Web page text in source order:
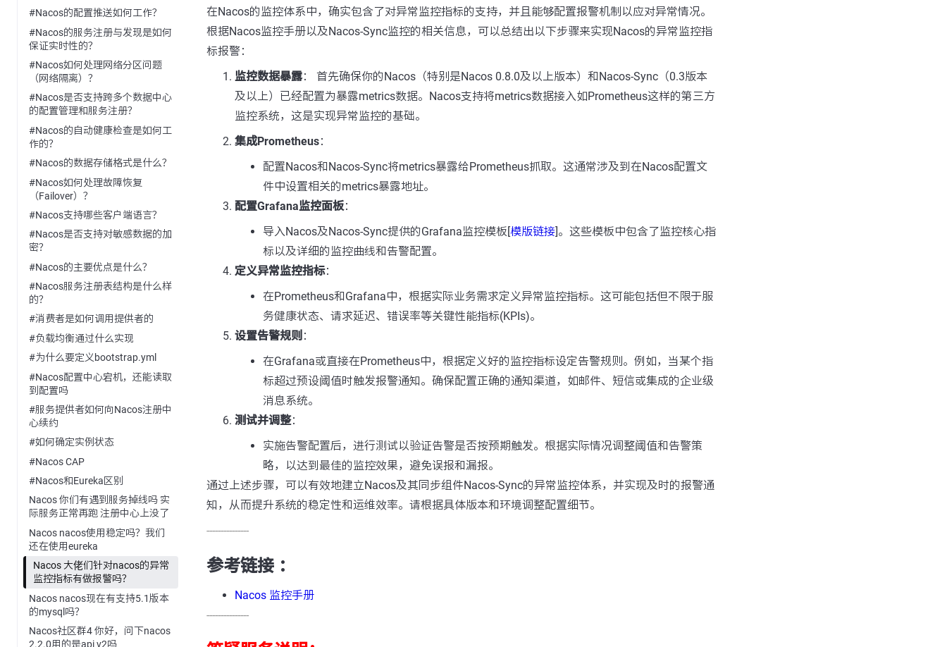
#Nacos的配置推送如何工作？
#Nacos的服务注册与发现是如何
保证实时性的？
#Nacos如何处理网络分区问题
（网络隔离）？
#Nacos是否支持跨多个数据中心
的配置管理和服务注册？
#Nacos的自动健康检查是如何工
作的？
#Nacos的数据存储格式是什么？
#Nacos如何处理故障恢复
（Failover）？
#Nacos支持哪些客户端语言？
#Nacos是否支持对敏感数据的加
密？
#Nacos的主要优点是什么？
#Nacos服务注册表结构是什么样
的？
#消费者是如何调用提供者的
#负载均衡通过什么实现
#为什么要定义bootstrap.yml
#Nacos配置中心宕机，还能读取
到配置吗
#服务提供者如何向Nacos注册中
心续约
#如何确定实例状态
#Nacos CAP
#Nacos和Eureka区别
Nacos 你们有遇到服务掉线吗 实
际服务正常再跑 注册中心上没了
Nacos nacos使用稳定吗？我们
还在使用eureka
Nacos 大佬们针对nacos的异常
监控指标有做报警吗？
Nacos nacos现在有支持5.1版本
的mysql吗？
Nacos社区群4 你好，问下nacos
2.2.0用的是api v2吗
在Nacos的监控体系中，确实包含了对异常监控指标的支持，并且能够配置报警机制以应对异常情况。
根据Nacos监控手册以及Nacos-Sync监控的相关信息，可以总结出以下步骤来实现Nacos的异常监控指
标报警：
监控数据暴露： 首先确保你的Nacos（特别是Nacos 0.8.0及以上版本）和Nacos-Sync（0.3版本
及以上）已经配置为暴露metrics数据。Nacos支持将metrics数据接入如Prometheus这样的第三方
监控系统，这是实现异常监控的基础。
集成Prometheus：
配置Nacos和Nacos-Sync将metrics暴露给Prometheus抓取。这通常涉及到在Nacos配置文
件中设置相关的metrics暴露地址。
配置Grafana监控面板：
导入Nacos及Nacos-Sync提供的Grafana监控模板[模版链接]。这些模板中包含了监控核心指
标以及详细的监控曲线和告警配置。
定义异常监控指标：
在Prometheus和Grafana中，根据实际业务需求定义异常监控指标。这可能包括但不限于服
务健康状态、请求延迟、错误率等关键性能指标(KPIs)。
设置告警规则 ：
在Grafana或直接在Prometheus中，根据定义好的监控指标设定告警规则。例如，当某个指
标超过预设阈值时触发报警通知。确保配置正确的通知渠道，如邮件、短信或集成的企业级
消息系统。
测试并调整：
实施告警配置后，进行测试以验证告警是否按预期触发。根据实际情况调整阈值和告警策
略，以达到最佳的监控效果，避免误报和漏报。
通过上述步骤，可以有效地建立Nacos及其同步组件Nacos-Sync的异常监控体系，并实现及时的报警通
知，从而提升系统的稳定性和运维效率。请根据具体版本和环境调整配置细节。
---------------
参考链接 ：
Nacos 监控手册
---------------